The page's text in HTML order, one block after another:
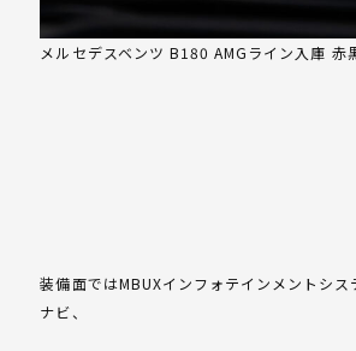
メルセデスベンツ B180 AMGライン入庫
装備面ではMBUXインフォテインメントシ
ナビ、